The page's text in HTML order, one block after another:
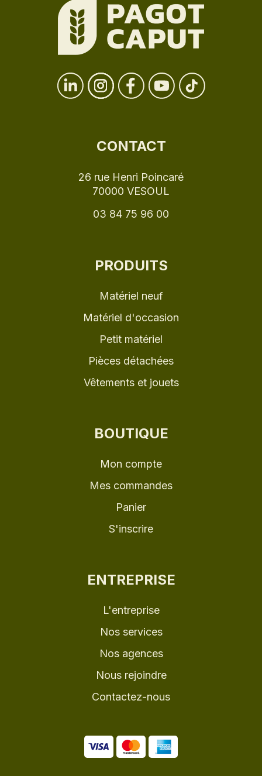
CONTACT
26 rue Henri Poincaré
70000 VESOUL
03 84 75 96 00
PRODUITS
Matériel neuf
Matériel d'occasion
Petit matériel
Pièces détachées
Vêtements et jouets
BOUTIQUE
Mon compte
Mes commandes
Panier
S'inscrire
ENTREPRISE
L'entreprise
Nos services
Nos agences
Nous rejoindre
Contactez-nous